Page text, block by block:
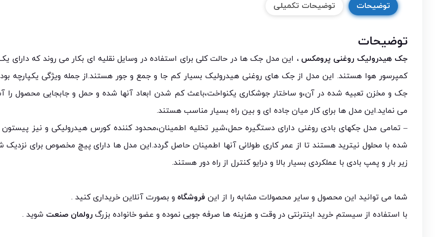
توضیحات توضیحات تکمیلی
توضیحات
جک هیدرولیک روغنی پرومکس ، این مدل جک ها در حالت کلی برای استفاده در وسایل نقلیه ای بکار می روند که دارای
کمپرسور هوا هستند. این مدل از جک های روغنی هیدرولیک بسیار کم جا و جمع و جور هستند.از جمله ویژگی یکپارچه
جک و مخزن تعبیه شده در آن،و ساختار جوشکاری یکنواخت،باعث کم شدن ابعاد آنها شده و حمل و جابجایی محصول را
می نماید.این مدل ها برای کار میان جاده ای و بین راه بسیار مناسب هستند.
– تمامی مدل جکهای بادی روغنی دارای دستگیره حمل،شیر تخلیه اطمینان،محدود کننده کورس هیدرولیکی و نیز پیستون
شده با محلول نیترید هستند تا از عمر کاری طولانی آنها اطمینان حاصل گردد.این مدل ها دارای پیچ مخصوص برای نزدیک
زیر بار و پمپ بادی با عملکردی بسیار بالا و درایو کنترل از راه دور هستند.
شما می توانید این محصول و سایر محصولات مشابه را از این فروشگاه و بصورت آنلاین خریداری کنید .
با استفاده از سیستم خرید اینترنتی در وقت و هزینه ها صرفه جویی نموده و عضو خانواده بزرگ رولمان صنعت شوید .